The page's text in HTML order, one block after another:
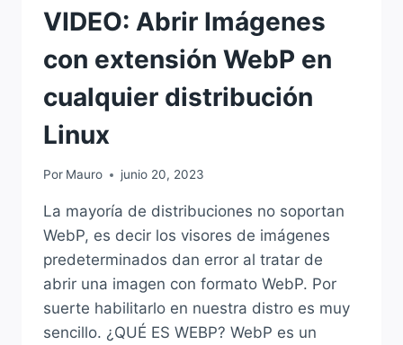
VIDEO: Abrir Imágenes
con extensión WebP en
cualquier distribución
Linux
Por Mauro junio 20, 2023
La mayoría de distribuciones no soportan
WebP, es decir los visores de imágenes
predeterminados dan error al tratar de
abrir una imagen con formato WebP. Por
suerte habilitarlo en nuestra distro es muy
sencillo. ¿QUÉ ES WEBP? WebP es un